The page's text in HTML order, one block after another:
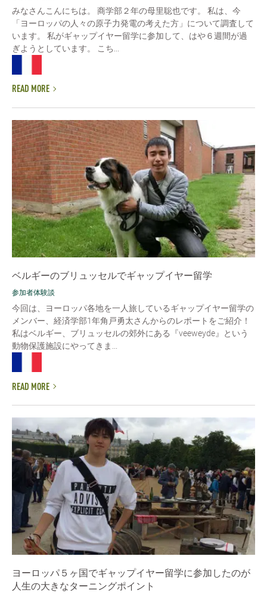
みなさんこんにちは。 商学部２年の母里聡也です。 私は、今
「ヨーロッパの人々の原子力発電の考えた方」について調査して
います。 私がギャップイヤー留学に参加して、はや６週間が過
ぎようとしています。 こち...
READ MORE
ベルギーのブリュッセルでギャップイヤー留学
参加者体験談
今回は、ヨーロッパ各地を一人旅しているギャップイヤー留学の
メンバー、経済学部1年角戸勇太さんからのレポートをご紹介！
私はベルギー、ブリュッセルの郊外にある『veeweyde』という
動物保護施設にやってきま...
READ MORE
ヨーロッパ５ヶ国でギャップイヤー留学に参加したのが
人生の大きなターニングポイント